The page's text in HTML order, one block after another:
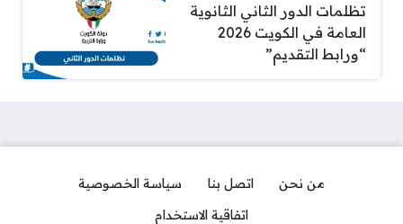
تظلمات الدور الثاني الثانوية
العامة في الكويت 2026
“ورابط التقديم”
من نحن اتصل بنا
سياسة الخصوصية
اتفاقية الاستخدام